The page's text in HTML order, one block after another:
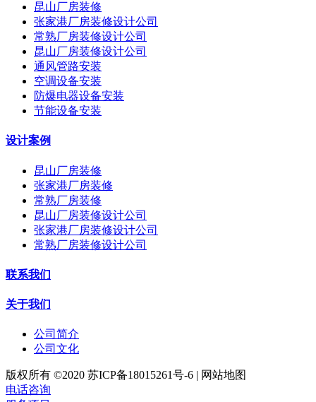
昆山厂房装修
张家港厂房装修设计公司
常熟厂房装修设计公司
昆山厂房装修设计公司
通风管路安装
空调设备安装
防爆电器设备安装
节能设备安装
设计案例
昆山厂房装修
张家港厂房装修
常熟厂房装修
昆山厂房装修设计公司
张家港厂房装修设计公司
常熟厂房装修设计公司
联系我们
关于我们
公司简介
公司文化
版权所有 ©2020 苏ICP备18015261号-6 | 网站地图
电话咨询